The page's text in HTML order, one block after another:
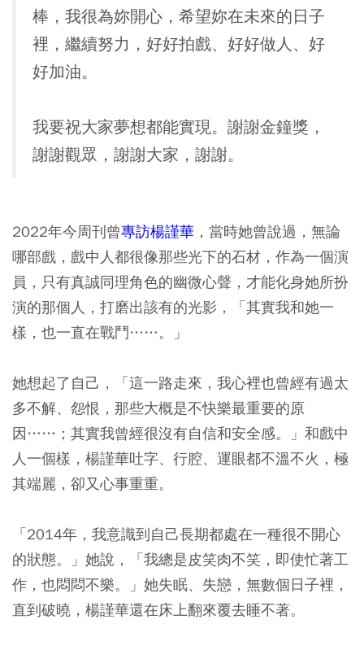
棒，我很為妳開心，希望妳在未來的日子
裡，繼續努力，好好拍戲、好好做人、好
好加油。
我要祝大家夢想都能實現。謝謝金鐘獎，
謝謝觀眾，謝謝大家，謝謝。
2022年今周刊曾專訪楊謹華 ，當時她曾說過，無論
哪部戲，戲中人都很像那些光下的石材，作為一個演
員，只有真誠同理角色的幽微心聲，才能化身她所扮
演的那個人，打磨出該有的光影，「其實我和她一
樣，也一直在戰鬥……。」
她想起了自己，「這一路走來，我心裡也曾經有過太
多不解、怨恨，那些大概是不快樂最重要的原
因……；其實我曾經很沒有自信和安全感。」和戲中
人一個樣，楊謹華吐字、行腔、運眼都不溫不火，極
其端麗，卻又心事重重。
「2014年，我意識到自己長期都處在一種很不開心
的狀態。」她說，「我總是皮笑肉不笑，即使忙著工
作，也悶悶不樂。」她失眠、失戀，無數個日子裡，
直到破曉，楊謹華還在床上翻來覆去睡不著。